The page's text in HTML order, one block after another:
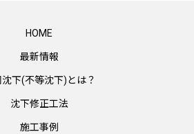
HOME
最新情報
下(不等沈下)とは？
沈下修正工法
施工事例